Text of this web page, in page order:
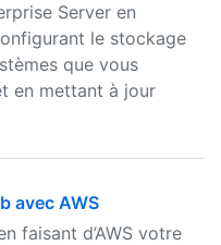
Server en
le stockage
que vous
en mettant à jour
avec AWS
faisant d’AWS votre